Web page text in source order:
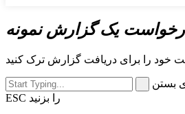
یک گزارش نمونه
بستن
ESC را بزنید